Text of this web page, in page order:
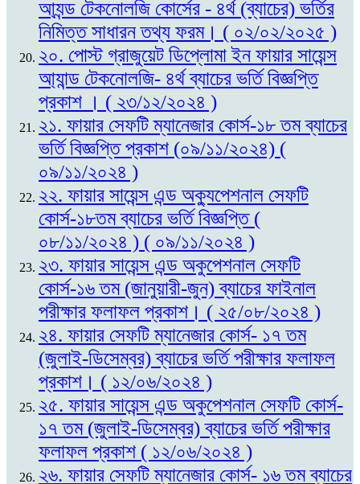
আ্যন্ড টেকনোলজি কোর্সের - ৪র্থ (ব্যাচের) ভর্তির
নিমিত্ত সাধারন তথ্য ফরম। ( ০২/০২/২০২৫ )
২০. পোস্ট গ্রাজুয়েট ডিপ্লোমা ইন ফায়ার সায়েন্স
আ্যান্ড টেকনোলজি- ৪র্থ ব্যাচের ভর্তি বিজ্ঞপ্তি
প্রকাশ । ( ২৩/১২/২০২৪ )
২১. ফায়ার সেফটি ম্যানেজার কোর্স-১৮ তম ব্যাচের
ভর্তি বিজ্ঞপ্তি প্রকাশ (০৯/১১/২০২৪) (
০৯/১১/২০২৪ )
২২. ফায়ার সায়েন্স এন্ড অক্যুপেশনাল সেফটি
কোর্স-১৮তম ব্যাচের ভর্তি বিজ্ঞপ্তি (
০৮/১১/২০২৪ ) ( ০৯/১১/২০২৪ )
২৩. ফায়ার সায়েন্স এন্ড অকুপেশনাল সেফটি
কোর্স-১৬ তম (জানুয়ারী-জুন) ব্যাচের ফাইনাল
পরীক্ষার ফলাফল প্রকাশ। ( ২৫/০৮/২০২৪ )
২৪. ফায়ার সেফটি ম্যানেজার কোর্স- ১৭ তম
(জুলাই-ডিসেম্বর) ব্যাচের ভর্তি পরীক্ষার ফলাফল
প্রকাশ। ( ১২/০৬/২০২৪ )
২৫. ফায়ার সায়েন্স এন্ড অকুপেশনাল সেফটি কোর্স-
১৭ তম (জুলাই-ডিসেম্বর) ব্যাচের ভর্তি পরীক্ষার
ফলাফল প্রকাশ ( ১২/০৬/২০২৪ )
২৬. ফায়ার সেফটি ম্যানেজার কোর্স- ১৬ তম ব্যাচের